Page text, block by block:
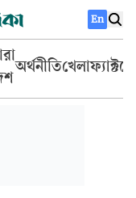
En
অর্থনীতিখেলা